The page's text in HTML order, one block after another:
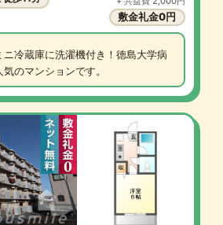
敷金礼金0円
ニ冷蔵庫に洗濯機付き！徳島大学病
のマンションです。